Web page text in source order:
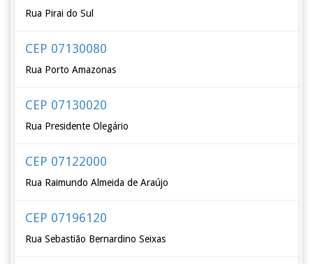
Rua Pirai do Sul
CEP 07130080
Rua Porto Amazonas
CEP 07130020
Rua Presidente Olegário
CEP 07122000
Rua Raimundo Almeida de Araújo
CEP 07196120
Rua Sebastião Bernardino Seixas